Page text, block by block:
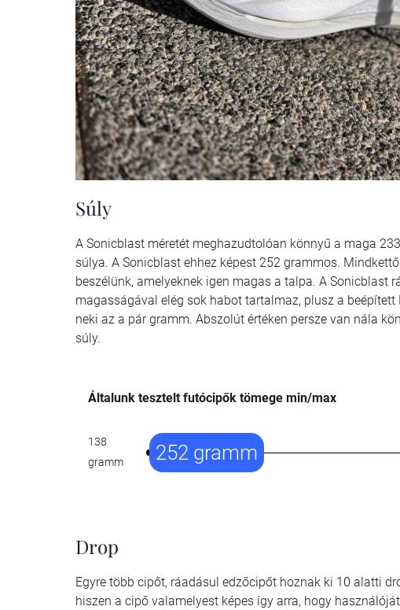
Súly
A Sonicblast méretét meghazudtolóan könnyű a maga
súlya. A Sonicblast ehhez képest 252 grammos.
beszélünk, amelyeknek igen magas a talpa. A Sonicblast
magasságával elég sok habot tartalmaz, plusz a
neki az a pár gramm. Abszolút értéken persze van nála
súly.
Általunk tesztelt futócipők tömege min/max
138
gramm
252 gramm
Drop
Egyre több cipőt, ráadásul edzőcipőt hoznak ki 10 alatti
hiszen a cipő valamelyest képes így arra, hogy